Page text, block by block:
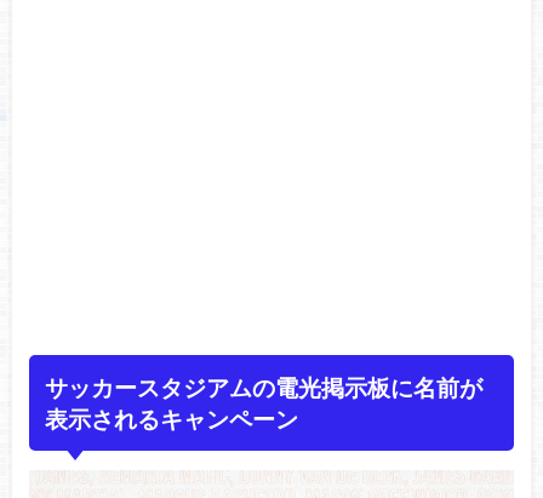
サッカースタジアムの電光掲示板に名前が
表示されるキャンペーン